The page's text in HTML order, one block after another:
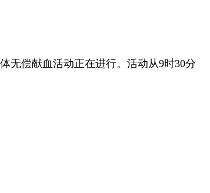
无偿献血活动正在进行。活动从9时30分